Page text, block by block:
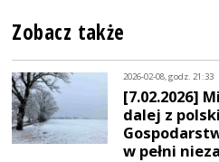
Zobacz także
2026-02-08, godz. 21:33
[7.02.2026]
dalej z
w pełni